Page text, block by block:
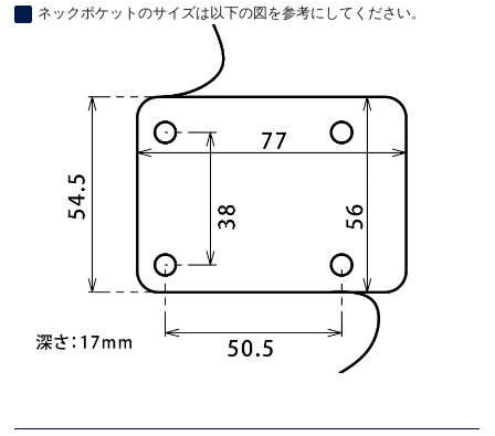
ネックポケットのサイズは以下の図を参考にしてください。